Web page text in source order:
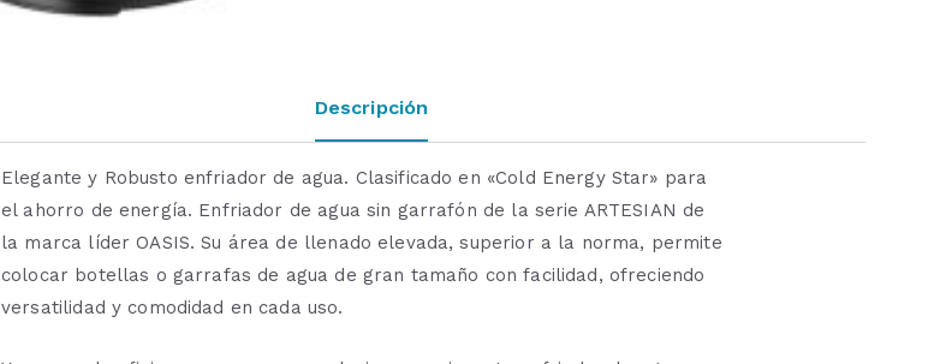
Descripción
Elegante y Robusto enfriador de agua. Clasificado en «Cold Energy Star» para
el ahorro de energía. Enfriador de agua sin garrafón de la serie ARTESIAN de
la marca líder OASIS. Su área de llenado elevada, superior a la norma, permite
colocar botellas o garrafas de agua de gran tamaño con facilidad, ofreciendo
versatilidad y comodidad en cada uso.